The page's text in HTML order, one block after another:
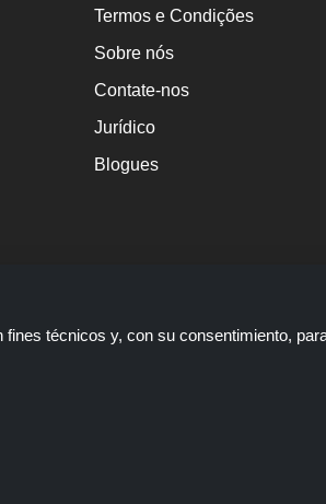
Termos e Condições
Sobre nós
Contate-nos
Jurídico
Blogues
técnicos y, con su consentimiento,